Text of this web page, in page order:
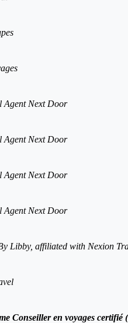
Agent Next Door
Agent Next Door
Agent Next Door
Agent Next Door
Libby, affiliated with Nexion
Conseiller en voyages certifié